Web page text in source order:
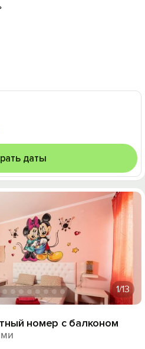
даты
1/13
номер с балконом